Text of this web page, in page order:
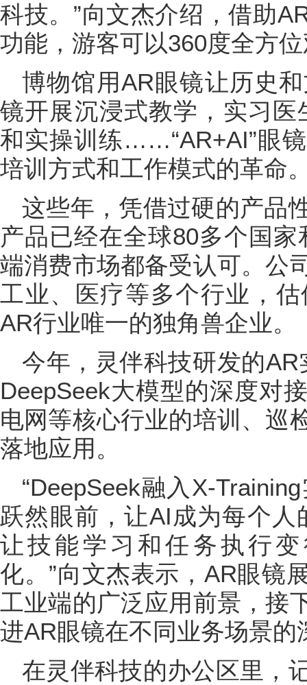
科技。”向文杰介绍，借助
功能，游客可以360度全方
博物馆用AR眼镜让历史
镜开展沉浸式教学，实习
和实操训练……“AR+AI”眼
培训方式和工作模式的革命
这些年，凭借过硬的产品
产品已经在全球80多个国
端消费市场都备受认可。公
工业、医疗等多个行业，
AR行业唯一的独角兽企业。
今年，灵伴科技研发的
DeepSeek大模型的深度对
电网等核心行业的培训、巡
落地应用。
“DeepSeek融入X-
跃然眼前，让AI成为每个
让技能学习和任务执行
化。”向文杰表示，AR眼镜
工业端的广泛应用前景，接
进AR眼镜在不同业务场景的
在灵伴科技的办公区里，